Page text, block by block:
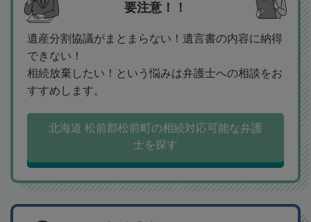
要注意！！
遺産分割協議がまとまらない！遺言書の内容に納得
できない！
相続放棄したい！という悩みは弁護士への相談をお
すすめします。
北海道 松前郡松前町の相続対応可能な弁護
士を探す